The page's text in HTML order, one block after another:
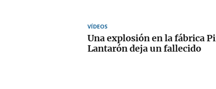
VÍDEOS
Una explosión en la fábrica
Lantarón deja un fallecido